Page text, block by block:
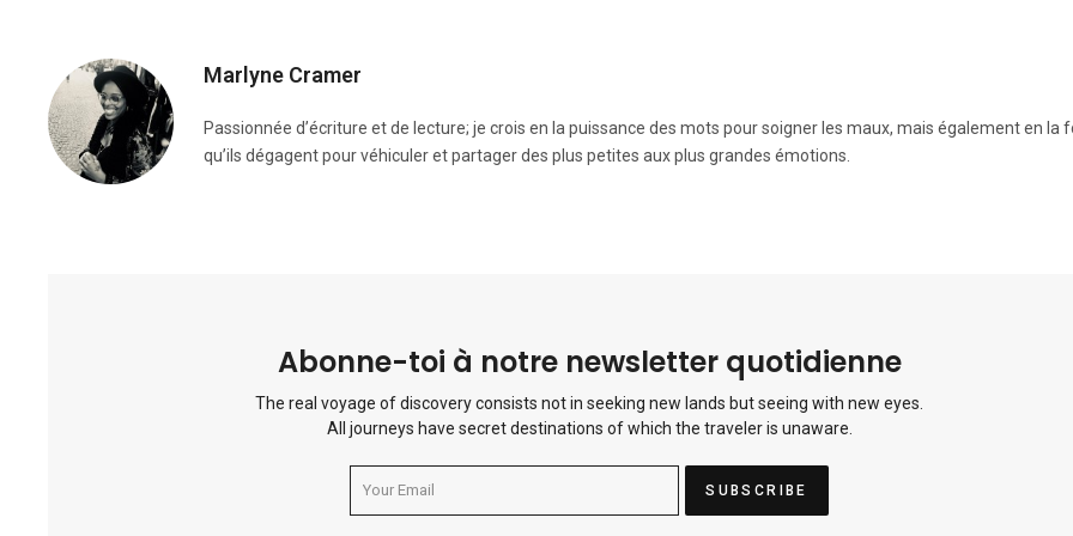
Marlyne Cramer
Passionnée d’écriture et de lecture; je crois en la puissance des mots pour soigner les maux, mais également en la
qu’ils dégagent pour véhiculer et partager des plus petites aux plus grandes émotions.
Abonne-toi à notre newsletter quotidienne
The real voyage of discovery consists not in seeking new lands but seeing with new eyes.
All journeys have secret destinations of which the traveler is unaware.